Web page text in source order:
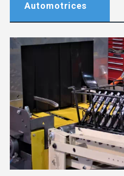
Automotrices